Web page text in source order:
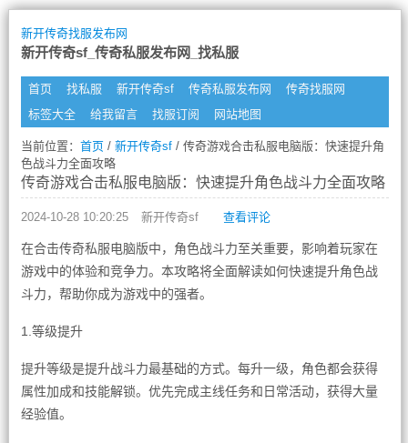
新开传奇找服发布网
新开传奇sf_传奇私服发布网_找私服
首页 找私服 新开传奇sf 传奇私服发布网
传奇找服网
标签大全
给我留言 找服订阅 网站地图
当前位置： 首页/ 新开传奇sf/ 传奇游戏合击私服电脑版：快速提升角
色战斗力全面攻略
传奇游戏合击私服电脑版：快速提升角色战斗力全面攻略
2024-10-28 10:20:25 新开传奇sf 查看评论
在合击传奇私服电脑版中，角色战斗力至关重要，影响着玩家在
游戏中的体验和竞争力。本攻略将全面解读如何快速提升角色战
斗力，帮助你成为游戏中的强者。
1.等级提升
提升等级是提升战斗力最基础的方式。每升一级，角色都会获得
属性加成和技能解锁。优先完成主线任务和日常活动，获得大量
经验值。